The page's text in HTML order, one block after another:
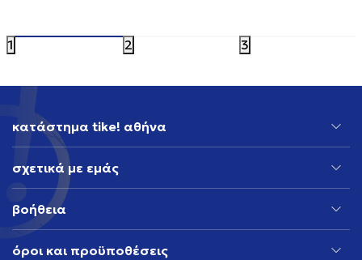
1 2 3
κατάστημα tike! αθήνα
σχετικά με εμάς
βοήθεια
όροι και προϋποθέσεις